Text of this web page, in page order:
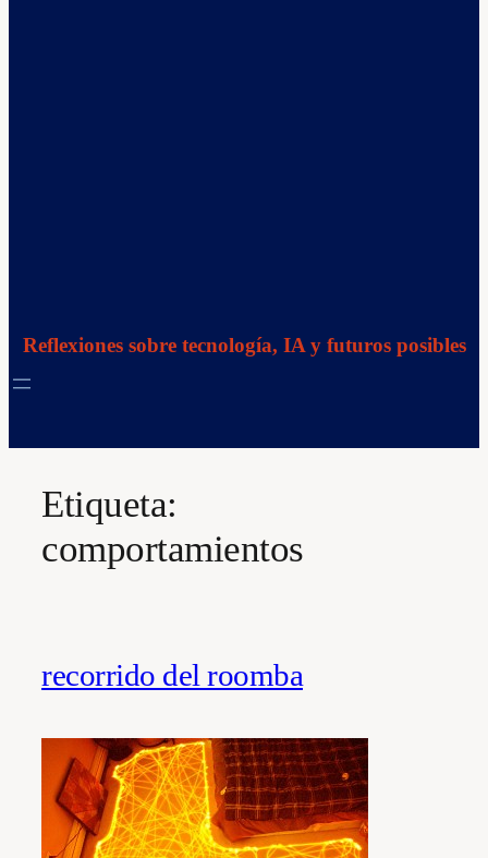
Reflexiones sobre tecnología, IA y futuros posibles
Etiqueta:
comportamientos
recorrido del roomba